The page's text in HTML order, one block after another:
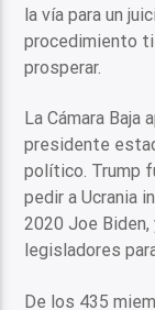
la vía para un
procedimiento
prosperar.
La Cámara
presidente
político. Trump
pedir a Ucrania
2020 Joe
legisladores
De los 435